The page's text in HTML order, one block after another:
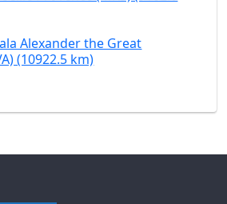
Alexander the Great
(10922.5 km)